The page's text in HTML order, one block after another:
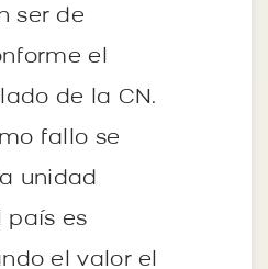
ser de
el
de la CN.
fallo se
unidad
país es
el valor el